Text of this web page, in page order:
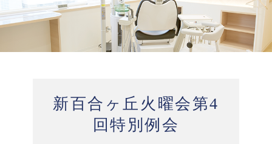
新百合ヶ丘火曜会第4
回特別例会